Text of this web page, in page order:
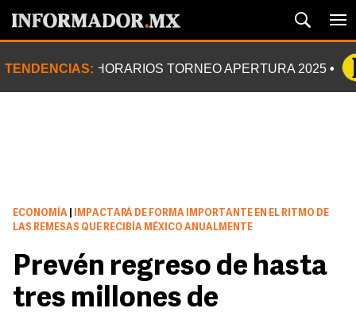
TENDENCIAS: HORARIOS TORNEO APERTURA 2025
ECONOMÍA
IMPACTARÁ DE FORMA IMPORTANTE EN EL RITMO DE
LAS REMESAS QUE RECIBÍA MÉXICO ANUALMENTE
Prevén regreso de hasta
tres millones de